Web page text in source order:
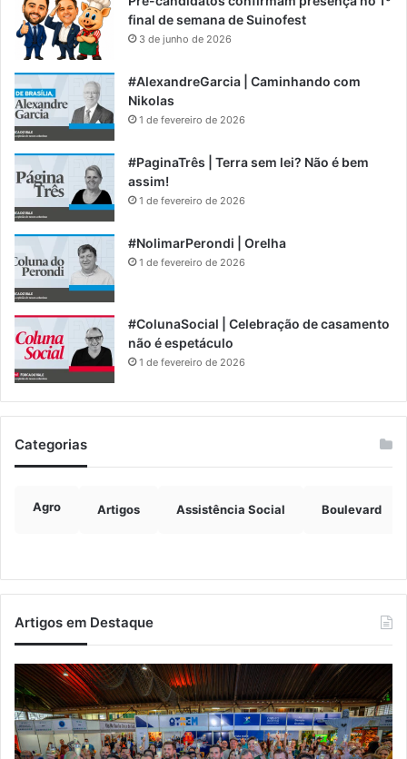
final de semana de Suinofest
3 de junho de 2026
#AlexandreGarcia | Caminhando com
Nikolas
1 de fevereiro de 2026
#PaginaTrês | Terra sem lei? Não é bem
assim!
1 de fevereiro de 2026
#NolimarPerondi | Orelha
1 de fevereiro de 2026
#ColunaSocial | Celebração de casamento
não é espetáculo
1 de fevereiro de 2026
Categorias
Agro Artigos Assistência Social Boulevard
Artigos em Destaque
Turisvales
2026
recebe
1200
profissionais
de